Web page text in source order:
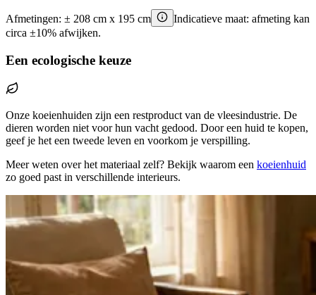
Afmetingen: ± 208 cm x 195 cm
Indicatieve maat: afmeting kan
circa ±10% afwijken.
Een ecologische keuze
Onze koeienhuiden zijn een restproduct van de vleesindustrie. De
dieren worden niet voor hun vacht gedood. Door een huid te kopen,
geef je het een tweede leven en voorkom je verspilling.
Meer weten over het materiaal zelf? Bekijk waarom een koeienhuid
zo goed past in verschillende interieurs.